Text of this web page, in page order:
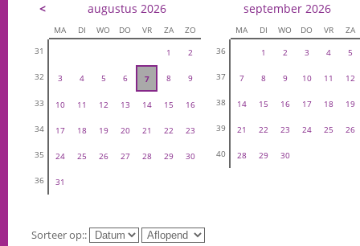
< augustus 2026
MA DI WO DO VR ZA
ZO
31
1 2
32 3 4 5 6 7 8 9
33 10 11 12 13 14 15 16
34 17 18 19 20 21 22 23
35 24 25 26 27 28 29 30
36 31
september 2026
MA DI WO DO VR
ZA
36
1 2 3 4 5
37 7 8 9 10 11 12
38 14 15 16 17 18 19
39 21 22 23 24 25 26
40 28 29 30
Sorteer op::